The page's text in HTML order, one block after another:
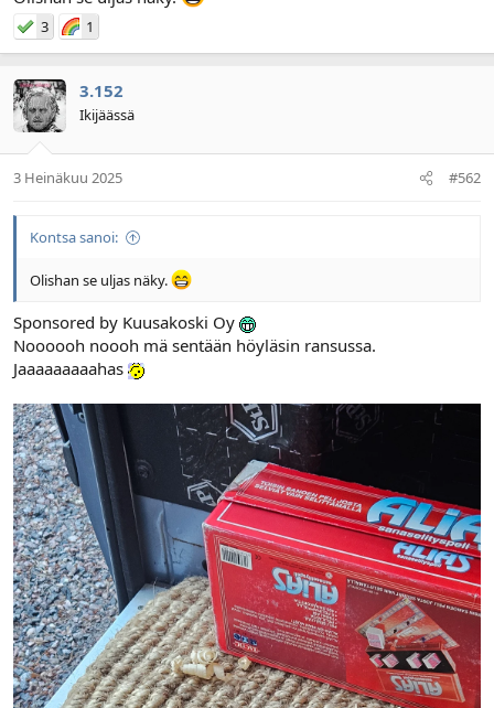
l
o
i
t
t
a
j
ä
ä
r
3 1
3.152
Ikijäässä
3 Heinäkuu 2025 #562
Kontsa sanoi:
Olishan se uljas näky.
Sponsored by Kuusakoski Oy
Noooooh noooh mä sentään höyläsin ransussa.
Jaaaaaaaaahas